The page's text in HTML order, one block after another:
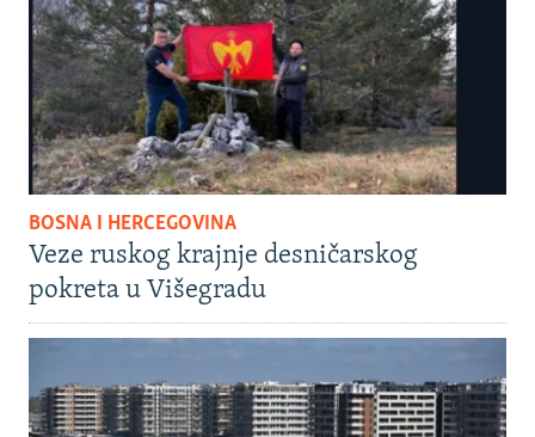
BOSNA I HERCEGOVINA
Veze ruskog krajnje desničarskog
pokreta u Višegradu